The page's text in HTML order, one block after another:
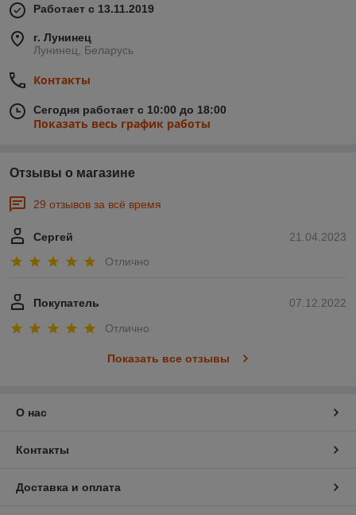
Работает с 13.11.2019
г. Лунинец
Лунинец, Беларусь
Контакты
Сегодня работает с 10:00 до 18:00
Показать весь график работы
Отзывы о магазине
29 отзывов за всё время
21.04.2023
Сергей
Отлично
07.12.2022
Покупатель
Отлично
Показать все отзывы
О нас
Контакты
Доставка и оплата